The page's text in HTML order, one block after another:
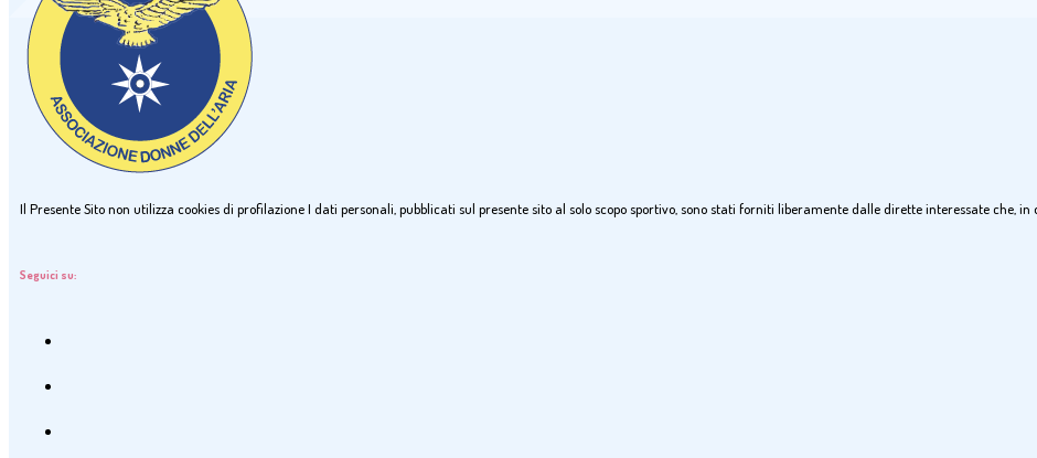
Il Presente Sito non utilizza cookies di profilazione I dati personali, pubblicati sul presente sito al solo scopo sportivo, sono stati forniti liberamente dalle dirette interessate che,
Seguici su: